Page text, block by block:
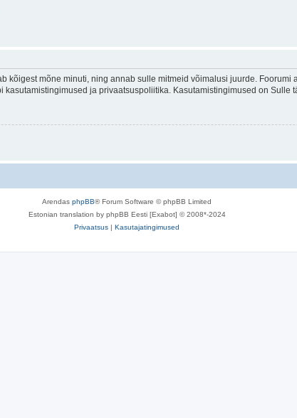
kõigest mõne minuti, ning annab sulle mitmeid võimalusi juurde.
ja privaatsuspoliitika. Kasutamistingimused on Sulle
Arendas phpBB® Forum Software © phpBB Limited
Estonian translation by phpBB Eesti [Exabot] © 2008*-2024
Privaatsus | Kasutajatingimused